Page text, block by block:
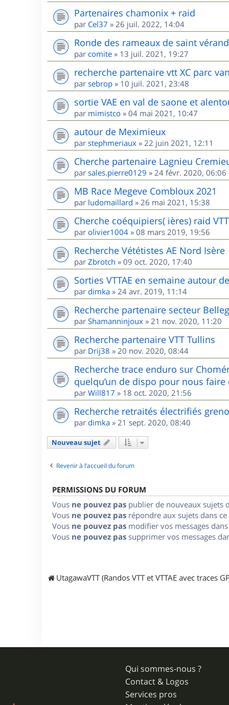
Partenaires chamonix + raid
par Cel37 » 26 juil. 2022, 14:04
Ronde des rameaux de saint
par comite » 13 juil. 2021, 19:27
recherche partenaire vtt XC parc
par sebrop » 10 juil. 2021, 23:48
sortie VAE en val de saone et
par mimistco » 04 mai 2021, 10:47
autour de Meximieux
par stephmeriaux » 22 juin 2021, 12:11
Cherche partenaire Lagnieu
par sales.pierre0129 » 24 févr. 2020, 06:06
MB Race Megeve Combloux 2021
par ludomaillard » 26 mai 2021, 15:38
Cherche coéquipiers( ières) raid
par olivier1004 » 08 mars 2019, 19:56
Recherche Vététistes AE Nord Isère
par Zbrotch » 09 oct. 2020, 17:40
Sorties VTTAE en semaine autour
par dimka » 24 avr. 2019, 11:14
Recherche partenaire secteur
par Shamanninjoux » 21 nov. 2020, 11:20
Recherche partenaire VTT Tullins
par Drij38 » 20 nov. 2020, 08:44
Recherche trace enduro sur
quelqu’un de dispo pour nous
par Will817 » 18 oct. 2020, 21:56
Recherche retraités électrifiés
par dimka » 21 sept. 2020, 08:40
Nouveau sujet
Revenir à l’accueil du forum
PERMISSIONS DU FORUM
Vous ne pouvez pas publier de nouveaux sujets
Vous ne pouvez pas répondre aux sujets dans
Vous ne pouvez pas modifier vos messages
Vous ne pouvez pas supprimer vos messages
UtagawaVTT (Randos VTT et VTTAE avec traces
Qui sommes-nous ?
Contact & Logos
Services pros